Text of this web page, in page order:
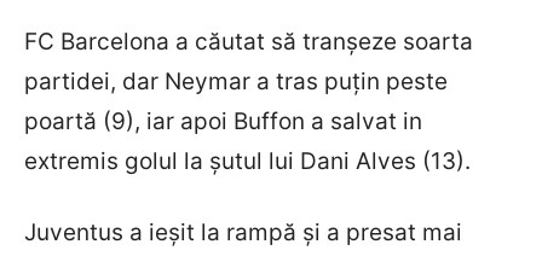
FC Barcelona a căutat să tranșeze soarta
partidei, dar Neymar a tras puțin peste
poartă (9), iar apoi Buffon a salvat in
extremis golul la șutul lui Dani Alves (13).
Juventus a ieșit la rampă și a presat mai